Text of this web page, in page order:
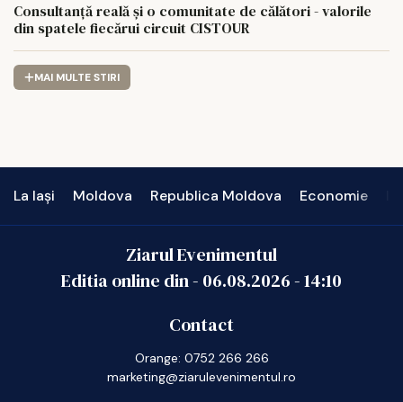
Consultanță reală și o comunitate de călători - valorile
din spatele fiecărui circuit CISTOUR
MAI MULTE STIRI
La Iași Moldova Republica Moldova Economie
Ziarul Evenimentul
Editia online din - 06.08.2026-14:10
Contact
Orange: 0752 266 266
marketing@ziarulevenimentul.ro